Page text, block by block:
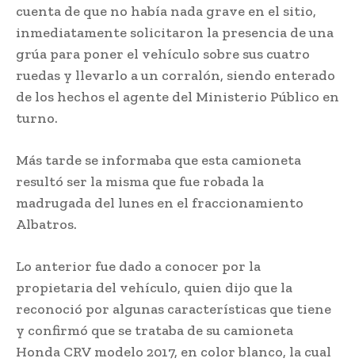
cuenta de que no había nada grave en el sitio,
inmediatamente solicitaron la presencia de una
grúa para poner el vehículo sobre sus cuatro
ruedas y llevarlo a un corralón, siendo enterado
de los hechos el agente del Ministerio Público en
turno.
Más tarde se informaba que esta camioneta
resultó ser la misma que fue robada la
madrugada del lunes en el fraccionamiento
Albatros.
Lo anterior fue dado a conocer por la
propietaria del vehículo, quien dijo que la
reconoció por algunas características que tiene
y confirmó que se trataba de su camioneta
Honda CRV modelo 2017, en color blanco, la cual